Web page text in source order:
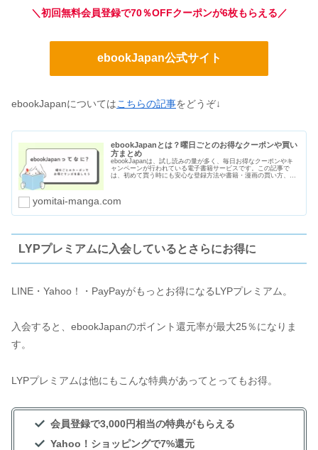
＼初回無料会員登録で70％OFFクーポンが6枚もらえる／
ebookJapan公式サイト
ebookJapanについてはこちらの記事をどうぞ↓
ebookJapanとは？曜日ごとのお得なクーポンや買い
方まとめ
ebookJapanは、試し読みの量が多く、毎日お得なクーポンやキ
ャンペーンが行われている電子書籍サービスです。この記事で
は、初めて買う時にも安心な登録方法や書籍・漫画の買い方、曜
yomitai-manga.com
LYPプレミアムに入会しているとさらにお得に
LINE・Yahoo！・PayPayがもっとお得になるLYPプレミアム。
入会すると、ebookJapanのポイント還元率が最大25％になりま
す。
LYPプレミアムは他にもこんな特典があってとってもお得。
会員登録で3,000円相当の特典がもらえる
Yahoo！ショッピングで7%還元